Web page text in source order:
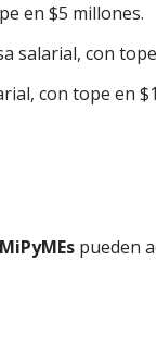
en $5 millones.
salarial, con
con tope en
pueden